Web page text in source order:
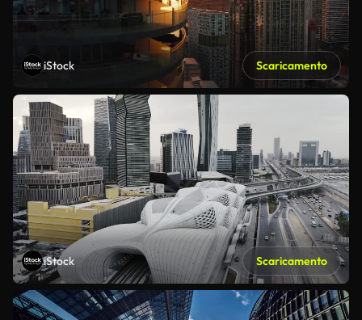
iStock Scaricamento
iStock Scaricamento